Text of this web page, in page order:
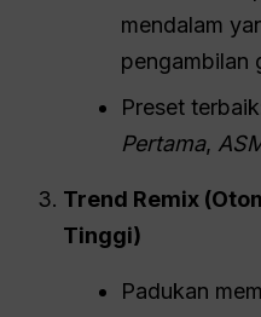
mendalam
pengambilan
Preset
Pertama,
Trend Remix
Tinggi)
Padukan